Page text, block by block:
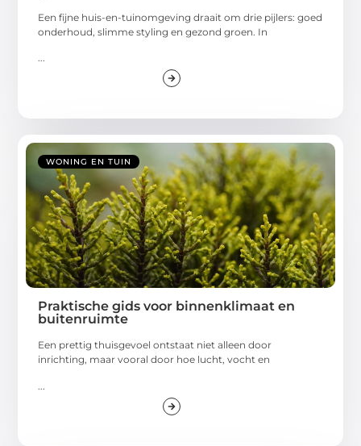
Een fijne huis-en-tuinomgeving draait om drie pijlers: goed
onderhoud, slimme styling en gezond groen. In
...
WONING EN TUIN
Praktische gids voor binnenklimaat en
buitenruimte
Een prettig thuisgevoel ontstaat niet alleen door
inrichting, maar vooral door hoe lucht, vocht en